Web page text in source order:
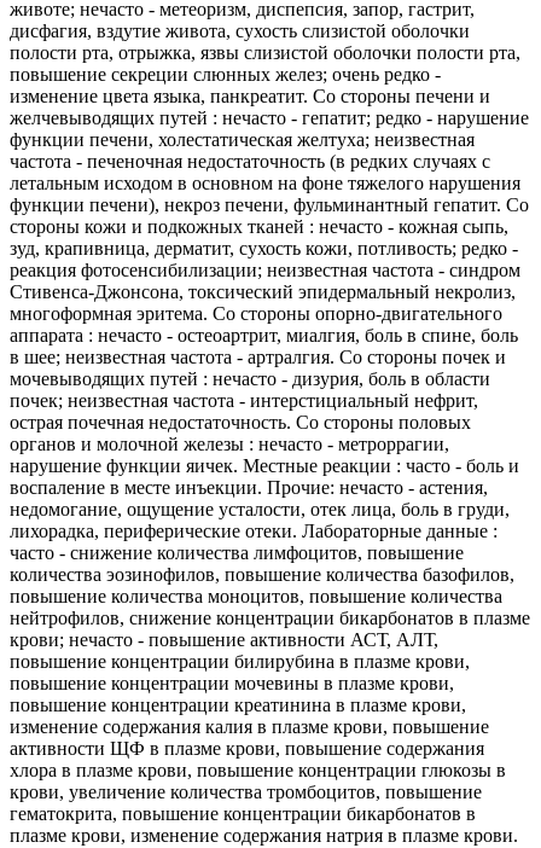
животе; нечасто - метеоризм, диспепсия, запор, гастрит,
дисфагия, вздутие живота, сухость слизистой оболочки
полости рта, отрыжка, язвы слизистой оболочки полости рта,
повышение секреции слюнных желез; очень редко -
изменение цвета языка, панкреатит. Со стороны печени и
желчевыводящих путей : нечасто - гепатит; редко - нарушение
функции печени, холестатическая желтуха; неизвестная
частота - печеночная недостаточность (в редких случаях с
летальным исходом в основном на фоне тяжелого нарушения
функции печени), некроз печени, фульминантный гепатит. Со
стороны кожи и подкожных тканей : нечасто - кожная сыпь,
зуд, крапивница, дерматит, сухость кожи, потливость; редко -
реакция фотосенсибилизации; неизвестная частота - синдром
Стивенса-Джонсона, токсический эпидермальный некролиз,
многоформная эритема. Со стороны опорно-двигательного
аппарата : нечасто - остеоартрит, миалгия, боль в спине, боль
в шее; неизвестная частота - артралгия. Со стороны почек и
мочевыводящих путей : нечасто - дизурия, боль в области
почек; неизвестная частота - интерстициальный нефрит,
острая почечная недостаточность. Со стороны половых
органов и молочной железы : нечасто - метроррагии,
нарушение функции яичек. Местные реакции : часто - боль и
воспаление в месте инъекции. Прочие: нечасто - астения,
недомогание, ощущение усталости, отек лица, боль в груди,
лихорадка, периферические отеки. Лабораторные данные :
часто - снижение количества лимфоцитов, повышение
количества эозинофилов, повышение количества базофилов,
повышение количества моноцитов, повышение количества
нейтрофилов, снижение концентрации бикарбонатов в плазме
крови; нечасто - повышение активности АСТ, АЛТ,
повышение концентрации билирубина в плазме крови,
повышение концентрации мочевины в плазме крови,
повышение концентрации креатинина в плазме крови,
изменение содержания калия в плазме крови, повышение
активности ЩФ в плазме крови, повышение содержания
хлора в плазме крови, повышение концентрации глюкозы в
крови, увеличение количества тромбоцитов, повышение
гематокрита, повышение концентрации бикарбонатов в
плазме крови, изменение содержания натрия в плазме крови.